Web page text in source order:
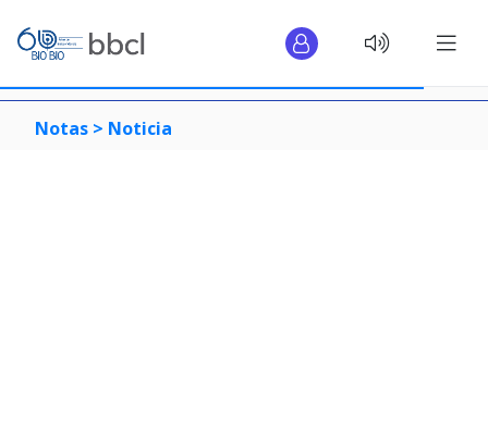
Notas > Noticia